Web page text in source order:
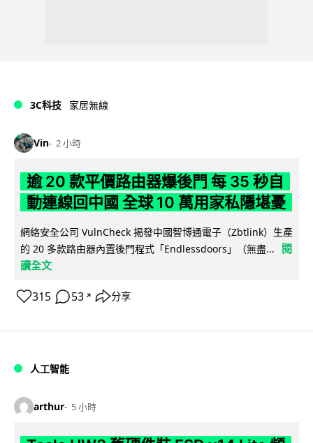
3C科技 家居無線
Vin 2 小時
逾 20 款平價路由器爆後門 每 35 秒自
動連線回中國 全球 10 萬用家私隱堪憂
網絡安全公司 VulnCheck 揭發中國智博通電子（Zbtlink）生產
的 20 多款路由器內置後門程式「Endlessdoors」（無盡...
閱
讀全文
315 53 ↗ 分享
人工智能
arthur 5 小時